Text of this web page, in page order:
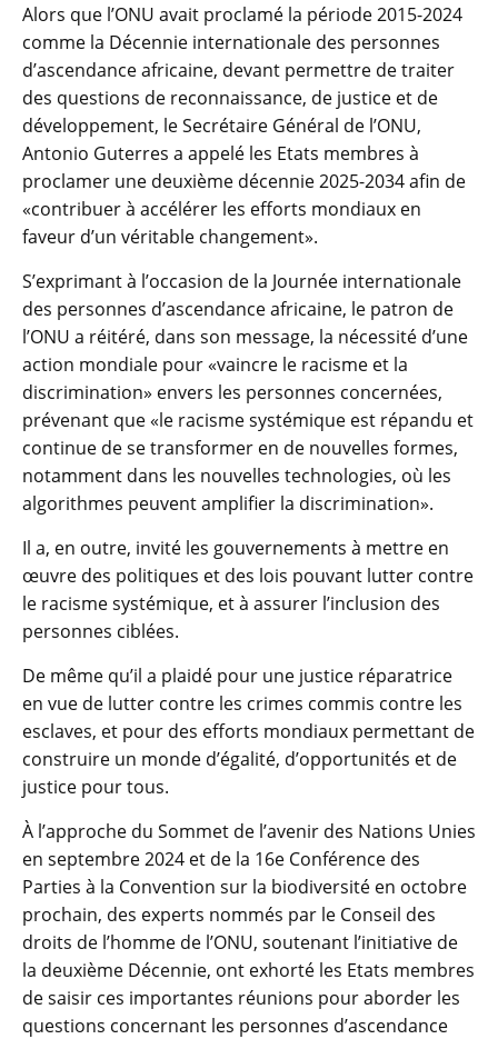
Alors que l’ONU avait proclamé la période 2015-2024
comme la Décennie internationale des personnes
d’ascendance africaine, devant permettre de traiter
des questions de reconnaissance, de justice et de
développement, le Secrétaire Général de l’ONU,
Antonio Guterres a appelé les Etats membres à
proclamer une deuxième décennie 2025-2034 afin de
«contribuer à accélérer les efforts mondiaux en
faveur d’un véritable changement».
S’exprimant à l’occasion de la Journée internationale
des personnes d’ascendance africaine, le patron de
l’ONU a réitéré, dans son message, la nécessité d’une
action mondiale pour «vaincre le racisme et la
discrimination» envers les personnes concernées,
prévenant que «le racisme systémique est répandu et
continue de se transformer en de nouvelles formes,
notamment dans les nouvelles technologies, où les
algorithmes peuvent amplifier la discrimination».
Il a, en outre, invité les gouvernements à mettre en
œuvre des politiques et des lois pouvant lutter contre
le racisme systémique, et à assurer l’inclusion des
personnes ciblées.
De même qu’il a plaidé pour une justice réparatrice
en vue de lutter contre les crimes commis contre les
esclaves, et pour des efforts mondiaux permettant de
construire un monde d’égalité, d’opportunités et de
justice pour tous.
À l’approche du Sommet de l’avenir des Nations Unies
en septembre 2024 et de la 16e Conférence des
Parties à la Convention sur la biodiversité en octobre
prochain, des experts nommés par le Conseil des
droits de l’homme de l’ONU, soutenant l’initiative de
la deuxième Décennie, ont exhorté les Etats membres
de saisir ces importantes réunions pour aborder les
questions concernant les personnes d’ascendance